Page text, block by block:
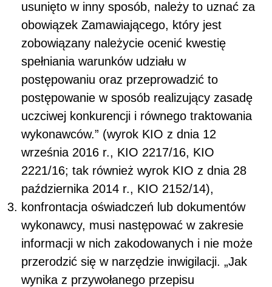
usunięto w inny sposób, należy to uznać za
obowiązek Zamawiającego, który jest
zobowiązany należycie ocenić kwestię
spełniania warunków udziału w
postępowaniu oraz przeprowadzić to
postępowanie w sposób realizujący zasadę
uczciwej konkurencji i równego traktowania
wykonawców.” (wyrok KIO z dnia 12
września 2016 r., KIO 2217/16, KIO
2221/16; tak również wyrok KIO z dnia 28
października 2014 r., KIO 2152/14),
konfrontacja oświadczeń lub dokumentów
wykonawcy, musi następować w zakresie
informacji w nich zakodowanych i nie może
przerodzić się w narzędzie inwigilacji. „Jak
wynika z przywołanego przepisu